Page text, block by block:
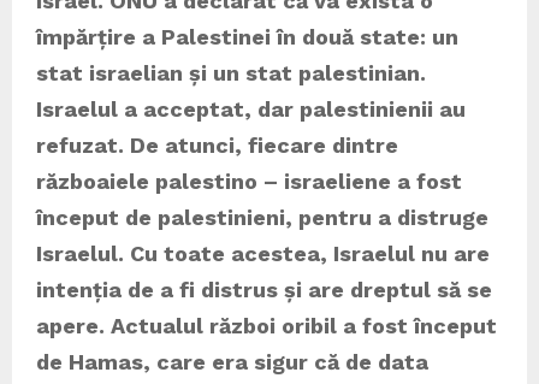
împărțire a Palestinei în două state: un
stat israelian și un stat palestinian.
Israelul a acceptat, dar palestinienii au
refuzat. De atunci, fiecare dintre
războaiele palestino – israeliene a fost
început de palestinieni, pentru a distruge
Israelul. Cu toate acestea, Israelul nu are
intenția de a fi distrus și are dreptul să se
apere. Actualul război oribil a fost început
de Hamas, care era sigur că de data